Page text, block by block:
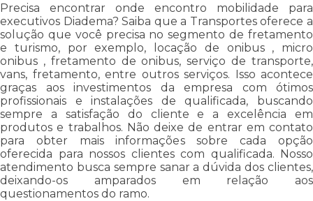
Precisa encontrar onde encontro mobilidade para
executivos Diadema? Saiba que a Transportes oferece a
solução que você precisa no segmento de fretamento
e turismo, por exemplo, locação de onibus , micro
onibus , fretamento de onibus, serviço de transporte,
vans, fretamento, entre outros serviços. Isso acontece
graças aos investimentos da empresa com ótimos
profissionais e instalações de qualificada, buscando
sempre a satisfação do cliente e a excelência em
produtos e trabalhos. Não deixe de entrar em contato
para obter mais informações sobre cada opção
oferecida para nossos clientes com qualificada. Nosso
atendimento busca sempre sanar a dúvida dos clientes,
deixando-os amparados em relação aos
questionamentos do ramo.